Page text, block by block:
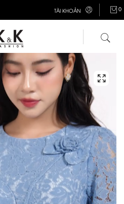
TÀI KHOẢN 0